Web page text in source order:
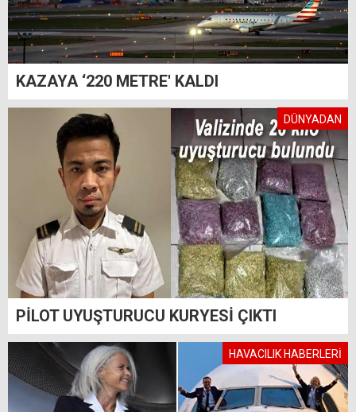
KAZAYA ‘220 METRE' KALDI
DÜNYADAN
PİLOT UYUŞTURUCU KURYESİ ÇIKTI
HAVACILIK HABERLERİ